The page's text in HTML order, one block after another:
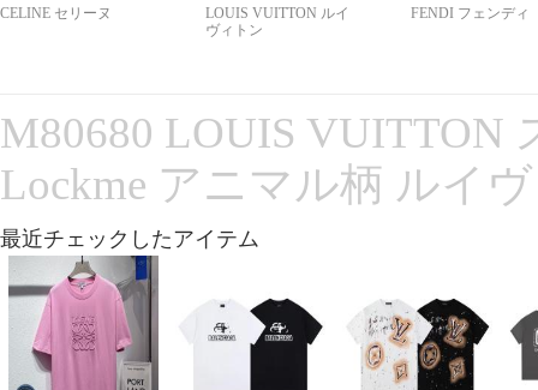
CELINE セリーヌ
LOUIS VUITTON ルイ
ヴィトン
FENDI フェンディ
M80680 LOUIS VUITTON
Lockme アニマル柄 ルイ
最近チェックしたアイテム